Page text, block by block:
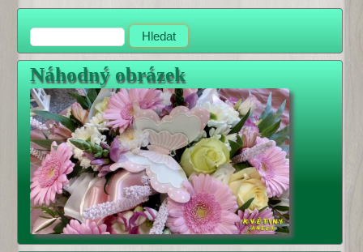
Náhodný obrázek